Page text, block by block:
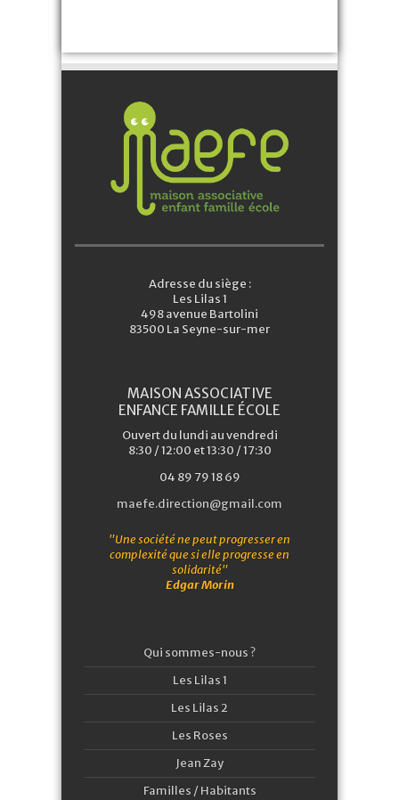
Adresse du siège :
Les Lilas 1
498 avenue Bartolini
83500 La Seyne-sur-mer
MAISON ASSOCIATIVE
ENFANCE FAMILLE ÉCOLE
Ouvert du lundi au vendredi
8:30 / 12:00 et 13:30 / 17:30
04 89 79 18 69
maefe.direction@gmail.com
"Une société ne peut progresser en
complexité que si elle progresse en
solidarité"
Edgar Morin
Qui sommes-nous ?
Les Lilas 1
Les Lilas 2
Les Roses
Jean Zay
Familles / Habitants